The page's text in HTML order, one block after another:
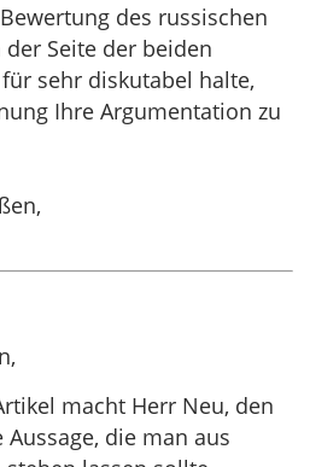
des russischen
der Seite der beiden
sehr diskutabel halte,
Ihre Argumentation zu
macht Herr Neu, den
die man aus